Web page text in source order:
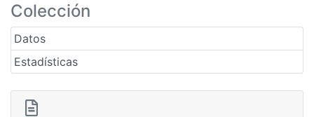
Colección
Datos
Estadísticas